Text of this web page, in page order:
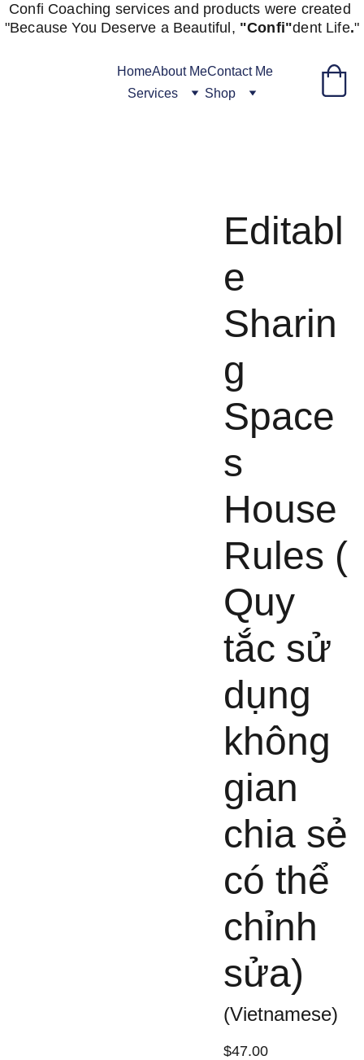
Confi Coaching services and products were created
"Because You Deserve a Beautiful, "Confi"dent Life."
HomeAbout MeContact Me
Services
Shop
Editabl
e
Sharin
g
Space
s
House
Rules (
Quy
tắc sử
dụng
không
gian
chia sẻ
có thể
chỉnh
sửa)
(Vietnamese)
$47.00